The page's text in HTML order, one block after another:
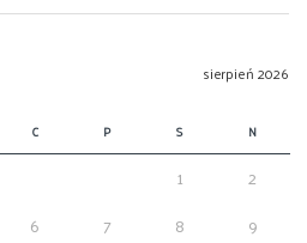
sierpień 2026
C P S N
1
2
6 7 8
9